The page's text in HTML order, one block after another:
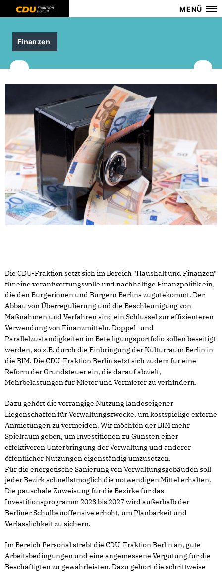
MENÜ
Finanzen
Die CDU-Fraktion setzt sich im Bereich "Haushalt und Finanzen"
für eine verantwortungsvolle und nachhaltige Finanzpolitik ein,
die den Bürgerinnen und Bürgern Berlins zugutekommt. Der
Abbau von Überregulierung und die Beschleunigung von
Maßnahmen und Verfahren sind ein Schlüssel zur effizienteren
Verwendung von Finanzmitteln. Doppel- und
Parallelzuständigkeiten im Beteiligungsportfolio sollen beseitigt
werden, so z.B. durch die Einbringung der Kulturraum Berlin in
die BIM. Die CDU-Fraktion Berlin setzt sich zudem für eine
Reform der Grundsteuer ein, die darauf abzielt,
Mehrbelastungen für Mieter und Vermieter zu verhindern.
Dazu gehört die vorrangige Nutzung landeseigener
Liegenschaften für Verwaltungszwecke, um kostspielige externe
Anmietungen zu vermeiden. Wir möchten der BIM mehr
Spielraum geben, um Investitionen zu Gunsten einer
effektiveren Unterbringung der Verwaltung und anderer
öffentlicher Nutzungen eigenständig umzusetzen.
Für die energetische Sanierung von Verwaltungsgebäuden soll
jeder Bezirk schnellstmöglich die notwendigen Mittel erhalten.
Die pauschale Zuweisung für die Bezirke für das
Investitionsprogramm 2023 bis 2027 wird außerhalb der
Berliner Schulbauoffensive erhöht, um Planbarkeit und
Verlässlichkeit zu sichern.
Im Bereich Personal strebt die CDU-Fraktion Berlin an, gute
Arbeitsbedingungen und eine angemessene Vergütung für die
Beschäftigten zu gewährleisten. Dazu gehört die schrittweise